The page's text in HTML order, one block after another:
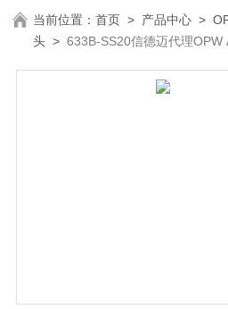
当前位置：首页 > 产品中心 >
头 >633B-SS20信德迈代理OPW